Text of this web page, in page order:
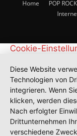
Home POP ROCK
Cookie-
Diese Website
Technologien von
integrieren. Wenn
klicken, werden
Nach erfolgter
Drittunternehmen
verschiedene